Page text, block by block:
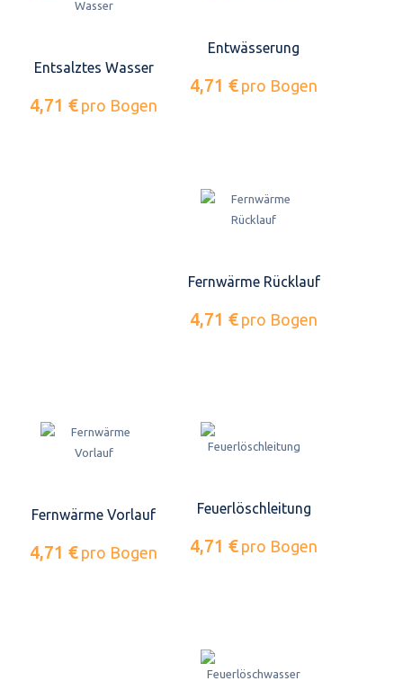
Entsalztes Wasser
4,71 € pro Bogen
Entwässerung
4,71 € pro Bogen
Fernwärme Rücklauf
4,71 € pro Bogen
Fernwärme Vorlauf
4,71 € pro Bogen
Feuerlöschleitung
4,71 € pro Bogen